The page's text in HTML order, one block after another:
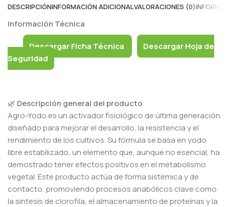
DESCRIPCIÓNINFORMACIÓN ADICIONALVALORACIONES (0)
Información Técnica
Descargar Ficha Técnica
Descargar Hoja de
Seguridad
🌿 Descripción general del producto
Agro-Yodo es un activador fisiológico de última generación
diseñado para mejorar el desarrollo, la resistencia y el
rendimiento de los cultivos. Su fórmula se basa en yodo
libre estabilizado, un elemento que, aunque no esencial, ha
demostrado tener efectos positivos en el metabolismo
vegetal. Este producto actúa de forma sistémica y de
contacto, promoviendo procesos anabólicos clave como
la síntesis de clorofila, el almacenamiento de proteínas y la